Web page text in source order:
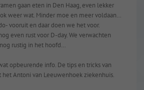
gaan eten in Den Haag, even lekker
weer wat. Minder moe en meer voldaan…
vooruit en daar doen we het voor.
even rust voor D-day. We verwachten
rustig in het hoofd…
opbeurende info. De tips en tricks van
het Antoni van Leeuwenhoek ziekenhuis.